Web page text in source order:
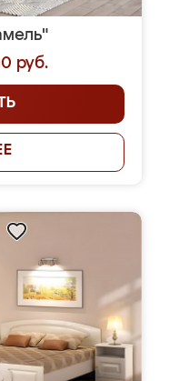
руб.